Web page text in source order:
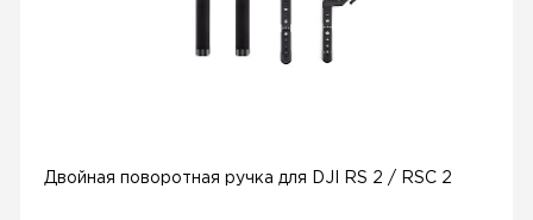
Двойная поворотная ручка для DJI RS 2 / RSC 2